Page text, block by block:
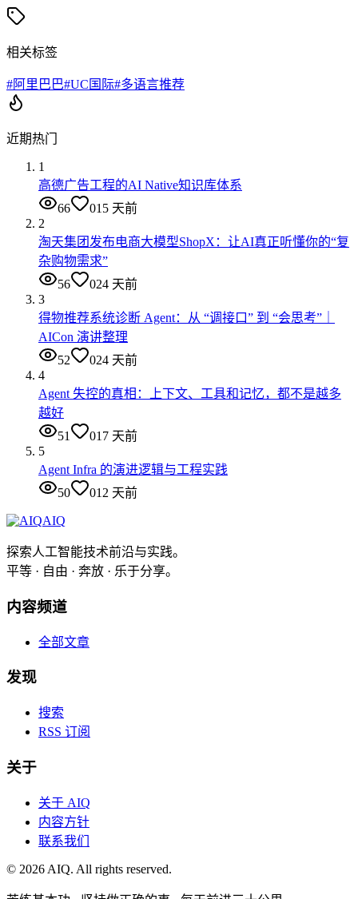
相关标签
#阿里巴巴#UC国际#多语言推荐
近期热门
1
高德广告工程的AI Native知识库体系
66
015 天前
2
淘天集团发布电商大模型ShopX：让AI真正听懂你的“复
杂购物需求”
56
024 天前
3
得物推荐系统诊断 Agent：从 “调接口” 到 “会思考”｜
AICon 演讲整理
52
024 天前
4
Agent 失控的真相：上下文、工具和记忆，都不是越多
越好
51
017 天前
5
Agent Infra 的演进逻辑与工程实践
50
012 天前
AIQ
探索人工智能技术前沿与实践。
平等 · 自由 · 奔放 · 乐于分享。
内容频道
全部文章
发现
搜索
RSS 订阅
关于
关于 AIQ
内容方针
联系我们
© 2026 AIQ. All rights reserved.